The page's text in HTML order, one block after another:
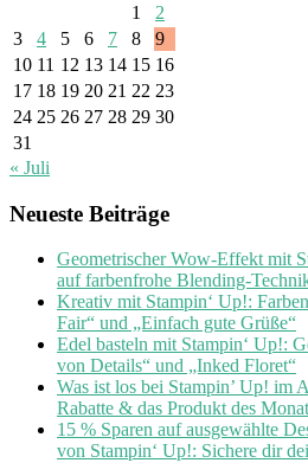
1
2
3
4 5 6 7 8
9
10 11 12 13 14 15 16
17 18 19 20 21 22 23
24 25 26 27 28 29 30
31
« Juli
Neueste Beiträge
Geometrischer Wow-Effekt mit
auf farbenfrohe Blending-
Kreativ mit Stampin‘ Up!:
Fair“ und „Einfach gute Grüße“
Edel basteln mit Stampin‘ Up!:
von Details“ und „Inked Floret“
Was ist los bei Stampin’ Up! im
Rabatte & das Produkt des
15 % Sparen auf ausgewählte
von Stampin‘ Up!: Sichere dir